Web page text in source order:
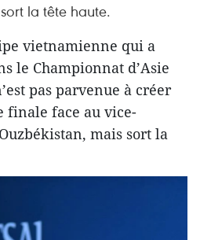
la tête haute.
vietnamienne qui a
le Championnat d’Asie
pas parvenue à créer
finale face au vice-
mais sort la